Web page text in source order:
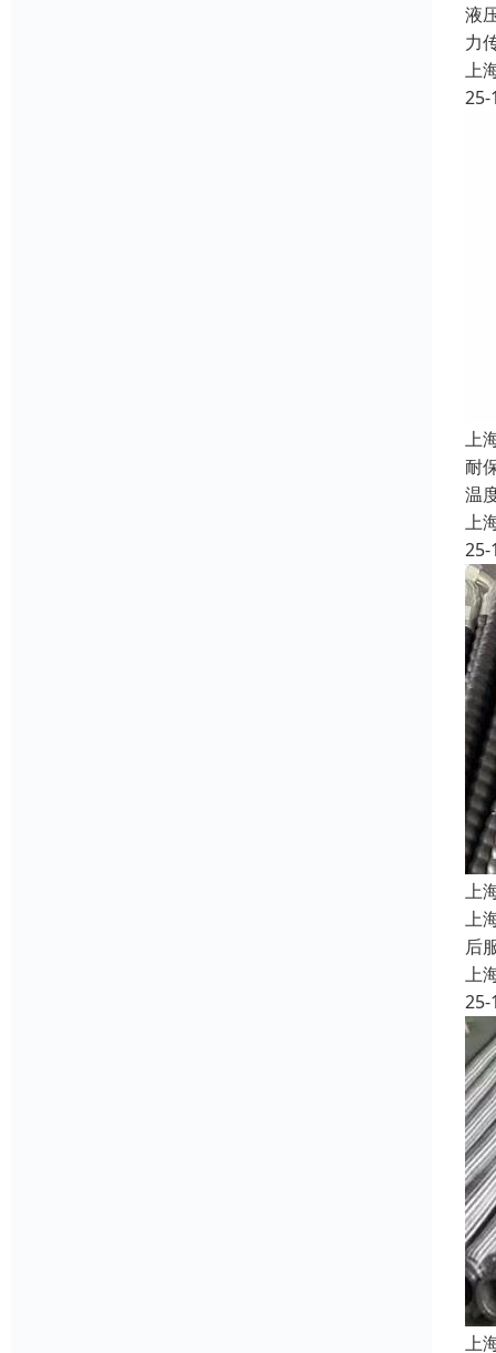
液
力
上
25-
上
耐
温
上
25-
上
上
后
上
25-
上